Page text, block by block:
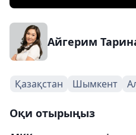
Айгерим
Қазақстан Шымкент
Оқи отырыңыз